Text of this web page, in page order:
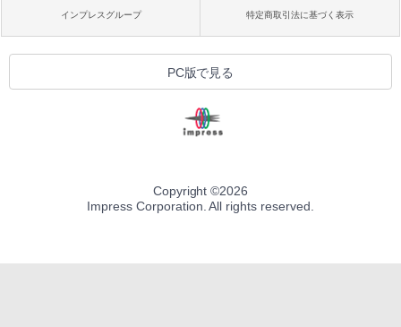
インプレスグループ 特定商取引法に基づく表示
PC版で見る
Copyright ©2026
Impress Corporation. All rights reserved.